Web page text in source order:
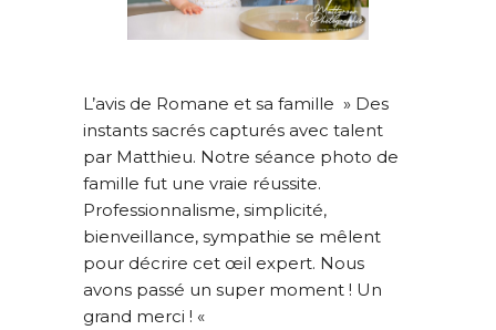
L’avis de Romane et sa famille » Des
instants sacrés capturés avec talent
par Matthieu. Notre séance photo de
famille fut une vraie réussite.
Professionnalisme, simplicité,
bienveillance, sympathie se mêlent
pour décrire cet œil expert. Nous
avons passé un super moment ! Un
grand merci ! «